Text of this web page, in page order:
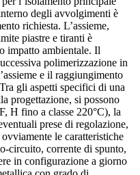
degli avvolgimenti è
richiesta. L’assieme,
piastre e tiranti è
impatto ambientale. Il
polimerizzazione in
e il raggiungimento
gli aspetti specifici di una
progettazione, si possono
H fino a classe 220°C), la
prese di regolazione,
le caratteristiche
circuito, corrente di spunto,
in configurazione a giorno